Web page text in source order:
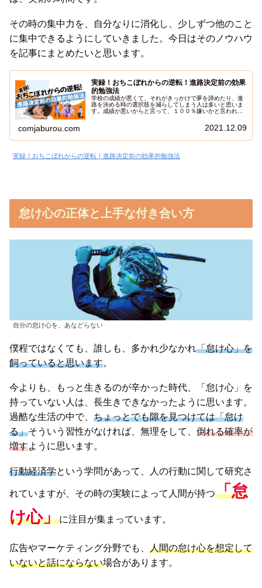
その時の集中力を、自分なりに消化し、少しずつ他のこと
に集中できるようにしていきました。今日はそのノウハウ
を記事にまとめたいと思います。
実録！おちこぼれからの逆転！進路決定前の効果
的勉強法
学校の成績が悪くて、それがきっかけで夢を諦めたり、進
路を決める時の選択肢を減らしてしまう人は多いと思いま
す。成績が悪いからと言って、１００％嫌いかと言われれ
だったり、先生に気に入られるかどうかだったりするの
で、参考にならないケースもあるんです。大切なのは、勉
comjaburou.com 2021.12.09
実録！おちこぼれからの逆転！進路決定前の効果的勉強法
怠け心の正体と上手な付き合い方
自分の怠け心を、あなどらない
僕程ではなくても、誰しも、多かれ少なかれ「怠け心」を
飼っていると思います。
今よりも、もっと生きるのが辛かった時代、「怠け心」を
持っていない人は、長生きできなかったように思います。
過酷な生活の中で、 ちょっとでも隙を見つけては「怠け
る」そういう習性がなければ、無理をして、 倒れる確率が
増すように思います。
行動経済学という学問があって、人の行動に関して研究さ
れていますが、その時の実験によって人間が持つ「怠
け心」に注目が集まっています。
広告やマーケティング分野でも、 人間の怠け心を想定して
いないと話にならない場合があります。